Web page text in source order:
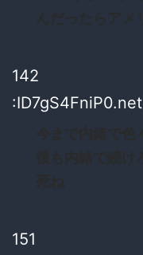
142
:ID7gS4FniP0.net
151